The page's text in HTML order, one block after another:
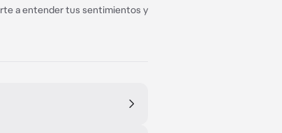
a entender tus sentimientos y